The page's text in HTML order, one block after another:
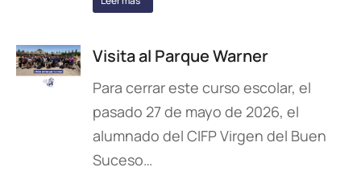
Visita al Parque Warner
Para cerrar este curso escolar, el
pasado 27 de mayo de 2026, el
alumnado del CIFP Virgen del Buen
Suceso…